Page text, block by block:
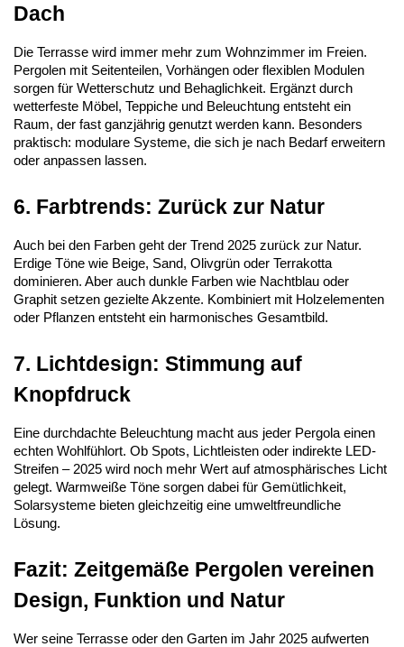
Dach
Die Terrasse wird immer mehr zum Wohnzimmer im Freien.
Pergolen mit Seitenteilen, Vorhängen oder flexiblen Modulen
sorgen für Wetterschutz und Behaglichkeit. Ergänzt durch
wetterfeste Möbel, Teppiche und Beleuchtung entsteht ein
Raum, der fast ganzjährig genutzt werden kann. Besonders
praktisch: modulare Systeme, die sich je nach Bedarf erweitern
oder anpassen lassen.
6. Farbtrends: Zurück zur Natur
Auch bei den Farben geht der Trend 2025 zurück zur Natur.
Erdige Töne wie Beige, Sand, Olivgrün oder Terrakotta
dominieren. Aber auch dunkle Farben wie Nachtblau oder
Graphit setzen gezielte Akzente. Kombiniert mit Holzelementen
oder Pflanzen entsteht ein harmonisches Gesamtbild.
7. Lichtdesign: Stimmung auf
Knopfdruck
Eine durchdachte Beleuchtung macht aus jeder Pergola einen
echten Wohlfühlort. Ob Spots, Lichtleisten oder indirekte LED-
Streifen – 2025 wird noch mehr Wert auf atmosphärisches Licht
gelegt. Warmweiße Töne sorgen dabei für Gemütlichkeit,
Solarsysteme bieten gleichzeitig eine umweltfreundliche
Lösung.
Fazit: Zeitgemäße Pergolen vereinen
Design, Funktion und Natur
Wer seine Terrasse oder den Garten im Jahr 2025 aufwerten